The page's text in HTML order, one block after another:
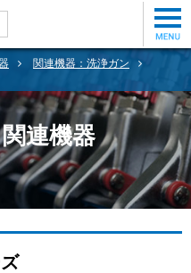
関連機器：洗浄ガン
連機器